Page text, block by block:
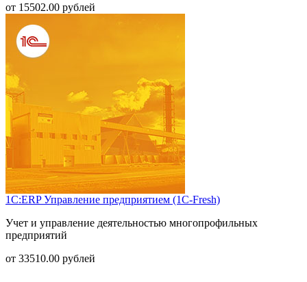
от 15502.00 рублей
1С:ERP Управление предприятием (1С-Fresh)
Учет и управление деятельностью многопрофильных
предприятий
от 33510.00 рублей